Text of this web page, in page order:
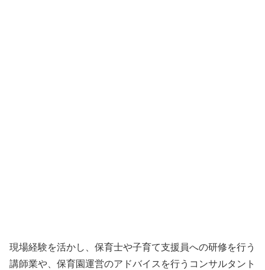
現場経験を活かし、保育士や子育て支援員への研修を行う
講師業や、保育園運営のアドバイスを行うコンサルタント